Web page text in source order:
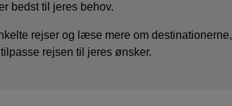
bedst til jeres behov.
rejser og læse mere om destinationerne,
rejsen til jeres ønsker.